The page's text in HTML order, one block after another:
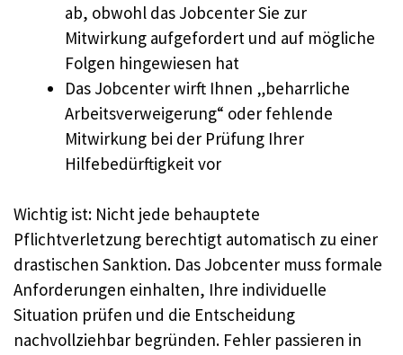
ab, obwohl das Jobcenter Sie zur
Mitwirkung aufgefordert und auf mögliche
Folgen hingewiesen hat
Das Jobcenter wirft Ihnen „beharrliche
Arbeitsverweigerung“ oder fehlende
Mitwirkung bei der Prüfung Ihrer
Hilfebedürftigkeit vor
Wichtig ist: Nicht jede behauptete
Pflichtverletzung berechtigt automatisch zu einer
drastischen Sanktion. Das Jobcenter muss formale
Anforderungen einhalten, Ihre individuelle
Situation prüfen und die Entscheidung
nachvollziehbar begründen. Fehler passieren in